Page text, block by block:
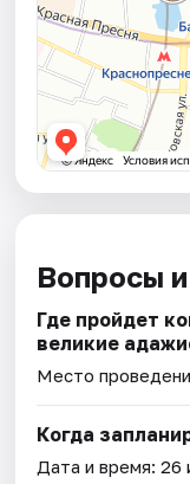
Вопросы
Где пройдет
великие
Место
Когда
Дата и время:26